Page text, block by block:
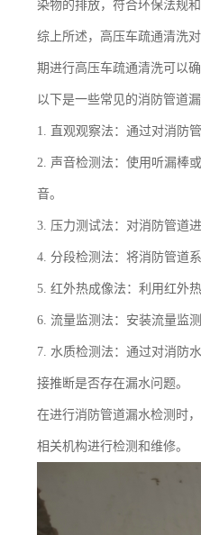
染物的排放，符合环保法规和
综上所述，高压车疏通清洗
期进行高压车疏通清洗可以
以下是一些常见的消防管道漏
1. 直观观察法：通过对消防
2. 声音检测法：使用听漏棒
音。
3. 压力测试法：对消防管道
4. 分段检测法：将消防管道
5. 红外热成像法：利用红外
6. 流量监测法：安装流量监
7. 水质检测法：通过对消防
接推断是否存在漏水问题。
在进行消防管道漏水检测时
相关机构进行检测和维修。